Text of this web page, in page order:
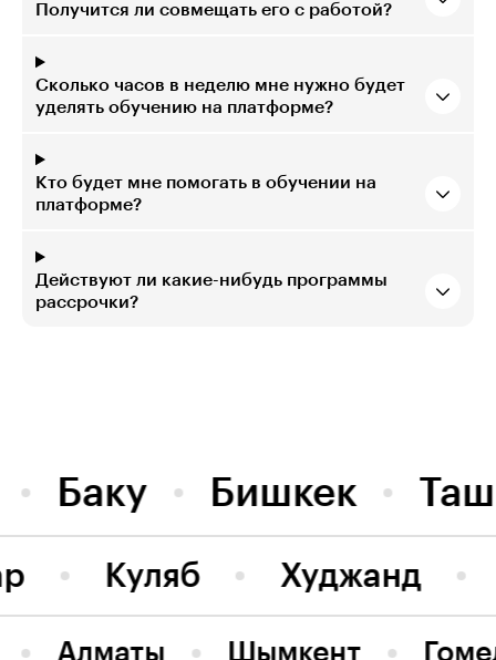
Получится ли совмещать его с работой?
Сколько часов в неделю мне нужно будет
уделять обучению на платформе?
Кто будет мне помогать в обучении на
платформе?
Действуют ли какие-нибудь программы
рассрочки?
Баку Бишкек
Худжанд
Куляб
Алматы Шымкент